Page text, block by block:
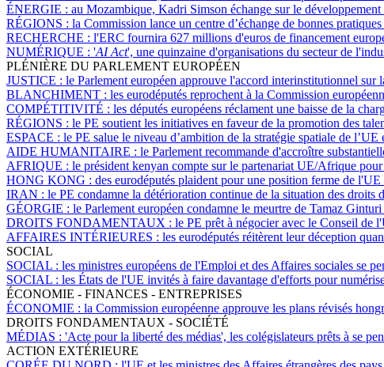
ÉNERGIE : au Mozambique, Kadri Simson échange sur le
RÉGIONS : la Commission lance un centre d’échange de bonnes
RECHERCHE : l'ERC fournira 627 millions d'euros de financement
NUMÉRIQUE : 'AI Act', une quinzaine d'organisations du secteur de
PLÉNIÈRE DU PARLEMENT EUROPÉEN
JUSTICE : le Parlement européen approuve l'accord interinstitutionnel
BLANCHIMENT : les eurodéputés reprochent à la Commission
COMPÉTITIVITÉ : les députés européens réclament une baisse de la
RÉGIONS : le PE soutient les initiatives en faveur de la promotion des
ESPACE : le PE salue le niveau d’ambition de la stratégie spatiale de l’UE
AIDE HUMANITAIRE : le Parlement recommande d'accroître
AFRIQUE : le président kenyan compte sur le partenariat UE/Afrique
HONG KONG : des eurodéputés plaident pour une position ferme de
IRAN : le PE condamne la détérioration continue de la situation des droits
GÉORGIE : le Parlement européen condamne le meurtre de Tamaz Ginturi
DROITS FONDAMENTAUX : le PE prêt à négocier avec le Conseil de
AFFAIRES INTÉRIEURES : les eurodéputés réitèrent leur déception
SOCIAL
SOCIAL : les ministres européens de l'Emploi et des Affaires sociales se
SOCIAL : les États de l'UE invités à faire davantage d'efforts pour
ÉCONOMIE - FINANCES - ENTREPRISES
ÉCONOMIE : la Commission européenne approuve les plans révisés
DROITS FONDAMENTAUX - SOCIÉTÉ
MÉDIAS : 'Acte pour la liberté des médias', les colégislateurs prêts à se
ACTION EXTÉRIEURE